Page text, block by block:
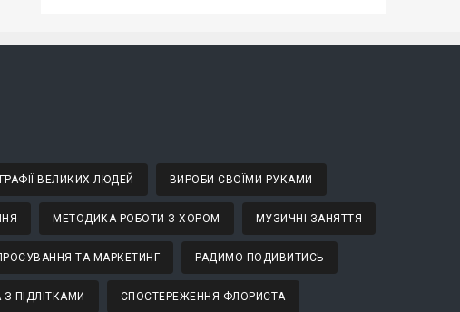
ВЕЛИКИХ ЛЮДЕЙ ВИРОБИ СВОЇМИ РУКАМИ
МЕТОДИКА РОБОТИ З ХОРОМ МУЗИЧНІ ЗАНЯТТЯ
ТА МАРКЕТИНГ РАДИМО ПОДИВИТИСЬ
ПІДЛІТКАМИ СПОСТЕРЕЖЕННЯ ФЛОРИСТА